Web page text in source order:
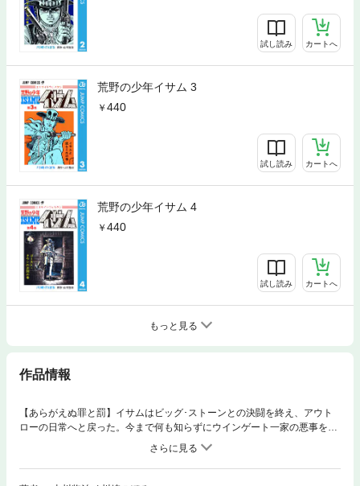
試し読み カートへ
荒野の少年イサム 3
440
試し読み カートへ
荒野の少年イサム 4
440
試し読み カートへ
もっと見る
作品情報
【あらがえぬ罪と罰】イサムはビッグ･ストーンとの決闘を終え、アウト
ローの日常へと戻った。今まで何も知らずにウインゲート一家の悪事を手
伝っていたイサムだったが、保安官に捕まり獄中でついに彼らの悪事を知
る。人々の憎しみを背負い、イサムは14歳の誕生日を迎える。誤解された
罪だが、イサムが悪事を手伝っていたのは事実。イサムに下される判決